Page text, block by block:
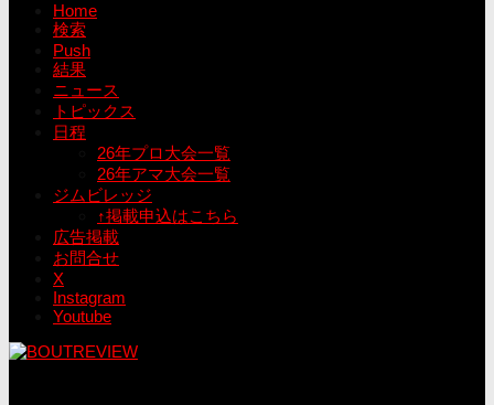
Home
検索
Push
結果
ニュース
トピックス
日程
26年プロ大会一覧
26年アマ大会一覧
ジムビレッジ
↑掲載申込はこちら
広告掲載
お問合せ
X
Instagram
Youtube